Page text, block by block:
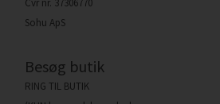
Sohu ApS
Besøg butik
RING TIL BUTIK